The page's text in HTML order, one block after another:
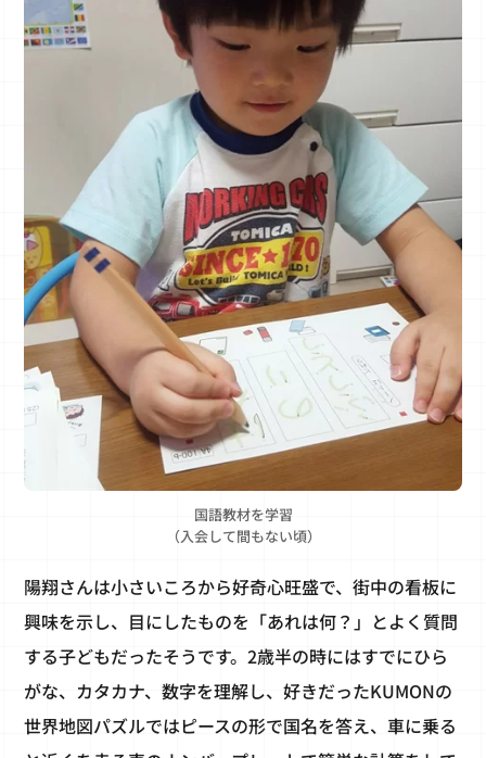
国語教材を学習
（入会して間もない頃）
陽翔さんは小さいころから好奇心旺盛で、街中の看板に
興味を示し、目にしたものを「あれは何？」とよく質問
する子どもだったそうです。2歳半の時にはすでにひら
がな、カタカナ、数字を理解し、好きだったKUMONの
世界地図パズルではピースの形で国名を答え、車に乗る